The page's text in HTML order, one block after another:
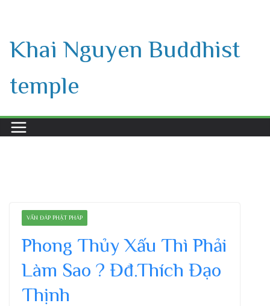
content
Khai Nguyen Buddhist
temple
VẤN ĐÁP PHẬT PHÁP
Phong Thủy Xấu Thì Phải
Làm Sao ? Đđ.Thích Đạo
Thịnh